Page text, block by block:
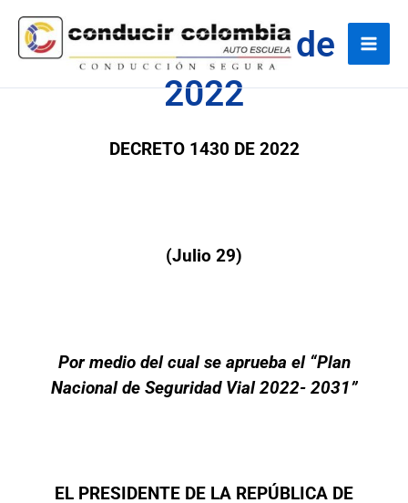
contenidoDecreto 1430 de
2022
DECRETO 1430 DE 2022
(Julio 29)
Por medio del cual se aprueba el “Plan
Nacional de Seguridad Vial 2022- 2031”
EL PRESIDENTE DE LA REPÚBLICA DE
de
entradas